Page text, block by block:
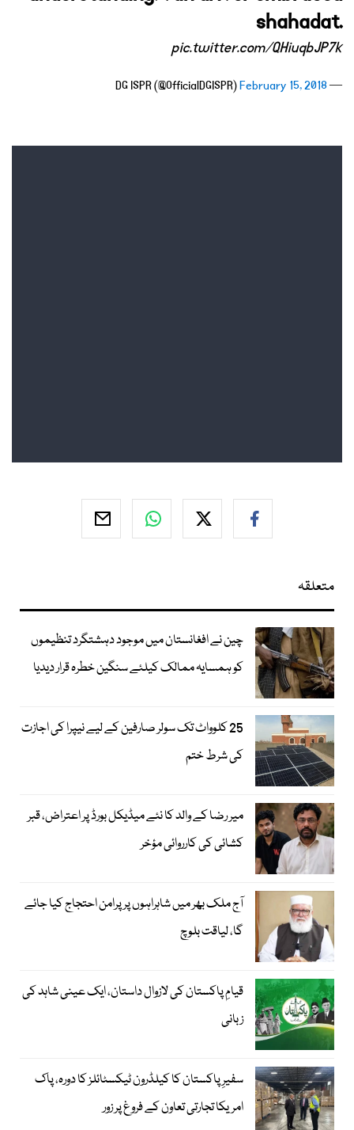
shahadat.
pic.twitter.com/QHiuqbJP7k
— DG ISPR (@OfficialDGISPR)
February 15, 2018
متعلقہ
چین نے افغانستان میں موجود دہشتگرد تنظیموں
کو ہمسایہ ممالک کیلئے سنگین خطرہ قرار دیدیا
25 کلوواٹ تک سولر صارفین کے لیے نیپرا کی اجازت
کی شرط ختم
میر رضا کے والد کا نئے میڈیکل بورڈ پر اعتراض، قبر
کشائی کی کارروائی مؤخر
آج ملک بھر میں شاہراہوں پر پرامن احتجاج کیا جائے
گا، لیاقت بلوچ
قیامِ پاکستان کی لازوال داستان، ایک عینی شاہد کی
زبانی
سفیرِ پاکستان کا کیلڈرون ٹیکسٹائلز کا دورہ، پاک
امریکا تجارتی تعاون کے فروغ پر زور